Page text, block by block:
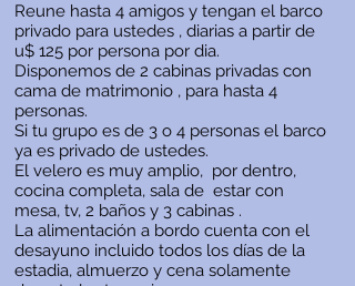
Reune hasta 4 amigos y tengan el barco
privado para ustedes , diarias a partir de
u$ 125 por persona por dia.
Disponemos de 2 cabinas privadas con
cama de matrimonio , para hasta 4
personas.
Si tu grupo es de 3 o 4 personas el barco
ya es privado de ustedes.
El velero es muy amplio, por dentro,
cocina completa, sala de estar con
mesa, tv, 2 baños y 3 cabinas .
La alimentación a bordo cuenta con el
desayuno incluido todos los días de la
estadia, almuerzo y cena solamente